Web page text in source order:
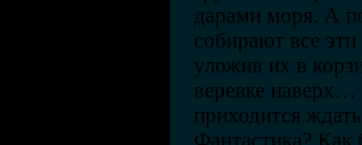
дарами моря. А
собирают все
уложив их в
веревке
приходится
Фантастика? Как